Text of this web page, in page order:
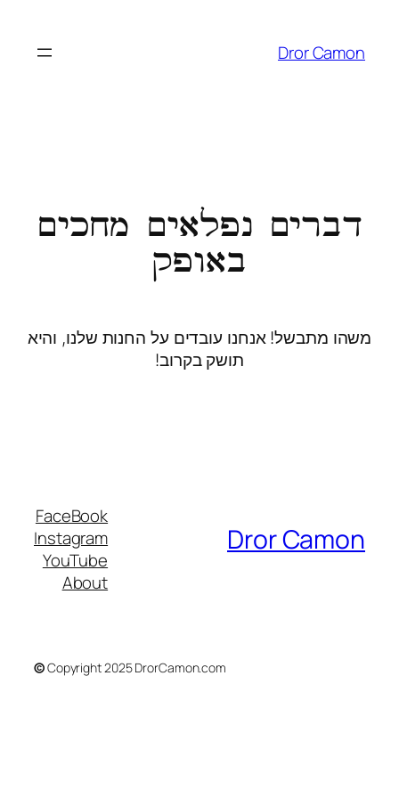
Dror Camon
דברים נפלאים מחכים
באופק
משהו מתבשל! אנחנו עובדים על החנות שלנו, והיא
תושק בקרוב!
Dror Camon
FaceBook
Instagram
YouTube
About
Copyright 2025 DrorCamon.com
©